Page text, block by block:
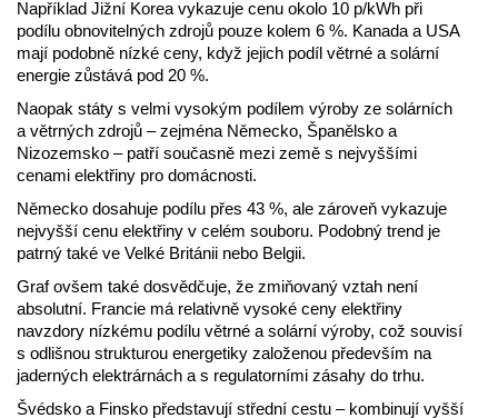
Například Jižní Korea vykazuje cenu okolo 10 p/kWh při
podílu obnovitelných zdrojů pouze kolem 6 %. Kanada a USA
mají podobně nízké ceny, když jejich podíl větrné a solární
energie zůstává pod 20 %.
Naopak státy s velmi vysokým podílem výroby ze solárních
a větrných zdrojů – zejména Německo, Španělsko a
Nizozemsko – patří současně mezi země s nejvyššími
cenami elektřiny pro domácnosti.
Německo dosahuje podílu přes 43 %, ale zároveň vykazuje
nejvyšší cenu elektřiny v celém souboru. Podobný trend je
patrný také ve Velké Británii nebo Belgii.
Graf ovšem také dosvědčuje, že zmiňovaný vztah není
absolutní. Francie má relativně vysoké ceny elektřiny
navzdory nízkému podílu větrné a solární výroby, což souvisí
s odlišnou strukturou energetiky založenou především na
jaderných elektrárnách a s regulatorními zásahy do trhu.
Švédsko a Finsko představují střední cestu – kombinují vyšší